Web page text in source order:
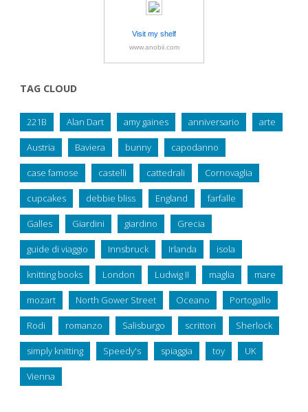
Visit my shelf
www.anobii.com
TAG CLOUD
221B Alan Dart amy gaines anniversario arte
Austria Baviera bunny capodanno
case famose castelli cattedrali Cornovaglia
cupcakes debbie bliss England farfalle
Galles Giardini giardino Grecia
guide di viaggio Innsbruck Irlanda isola
knitting books London Ludwig II maglia mare
mozart North Gower Street Oceano Portogallo
Rodi romanzo Salisburgo scrittori Sherlock
simply knitting Speedy's spiaggia toy UK
Vienna